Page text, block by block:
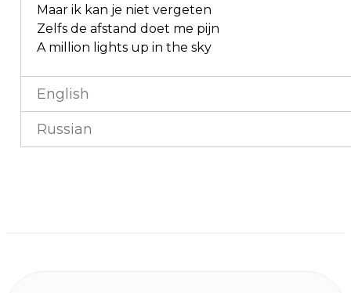
Maar ik kan je niet vergeten
Zelfs de afstand doet me pijn
A million lights up in the sky
English
Russian